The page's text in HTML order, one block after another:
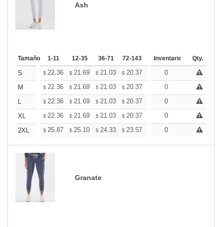
Ash
Tamaño 1-11 12-35 36-71 72-143 144-287 288 +
Inventario Qty.
S $ 22.36 $ 21.69 $ 21.03 $ 20.37 19.71
0
M
$ 22.36 $ 21.69 $ 21.03 $ 20.37 19.71
0
L
$ 22.36 $ 21.69 $ 21.03 $ 20.37 19.71
0
XL
$ 22.36 $ 21.69 $ 21.03 $ 20.37 19.71
0
2XL
$ 25.87 $ 25.10 $ 24.33 $ 23.57 22.80
0
Granate